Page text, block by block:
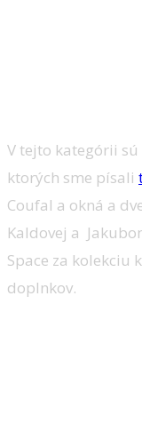
V tejto kategórii
ktorých sme písali
Coufal a okná a
Kaldovej a
Space za kolekciu
doplnkov.